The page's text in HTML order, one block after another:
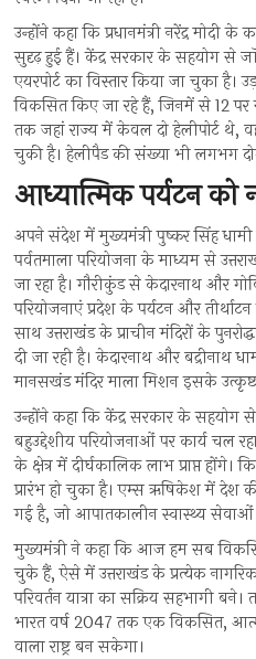
उन्होंने कहा कि प्रधानमंत्री नरेंद्र मोदी
सुदृढ़ हुई हैं। केंद्र सरकार के सहयोग से
एयरपोर्ट का विस्तार किया जा चुका है।
विकसित किए जा रहे हैं, जिनमें से 12 पर
तक जहां राज्य में केवल दो हेलीपोर्ट थे,
चुकी है। हेलीपैड की संख्या भी लगभग
आध्यात्मिक पर्यटन को
अपने संदेश में मुख्यमंत्री पुष्कर सिंह
पर्वतमाला परियोजना के माध्यम से
जा रहा है। गौरीकुंड से केदारनाथ और
परियोजनाएं प्रदेश के पर्यटन और
साथ उत्तराखंड के प्राचीन मंदिरों के
दी जा रही है। केदारनाथ और बद्रीनाथ
मानसखंड मंदिर माला मिशन इसके उत्कृष्ट
उन्होंने कहा कि केंद्र सरकार के
बहुउद्देशीय परियोजनाओं पर कार्य चल
के क्षेत्र में दीर्घकालिक लाभ प्राप्त
प्रारंभ हो चुका है। एम्स ऋषिकेश में
गई है, जो आपातकालीन स्वास्थ्य
मुख्यमंत्री ने कहा कि आज हम सब
चुके हैं, ऐसे में उत्तराखंड के प्रत्येक
परिवर्तन यात्रा का सक्रिय सहभागी बने।
भारत वर्ष 2047 तक एक विकसित,
वाला राष्ट्र बन सकेगा।